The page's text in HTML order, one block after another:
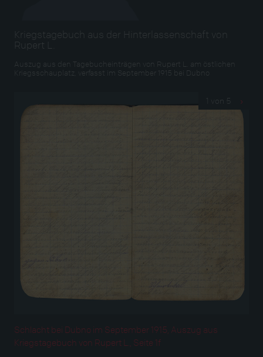
Kriegstagebuch aus der Hinterlassenschaft von
Rupert L.
Auszug aus den Tagebucheinträgen von Rupert L. am östlichen
Kriegsschauplatz, verfasst im September 1915 bei Dubno
Schlacht bei Dubno im September 1915, Auszug aus
Kriegstagebuch von Rupert L., Seite 1f
1 von 5 ›